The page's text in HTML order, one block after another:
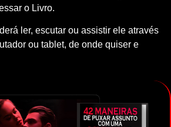
o Livro.
ler, escutar ou assistir ele através
ou tablet, de onde quiser e